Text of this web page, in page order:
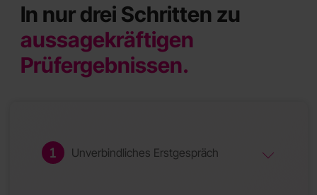
In nur drei Schritten zu
aussagekräftigen
Prüfergebnissen.
Unverbindliches Erstgespräch